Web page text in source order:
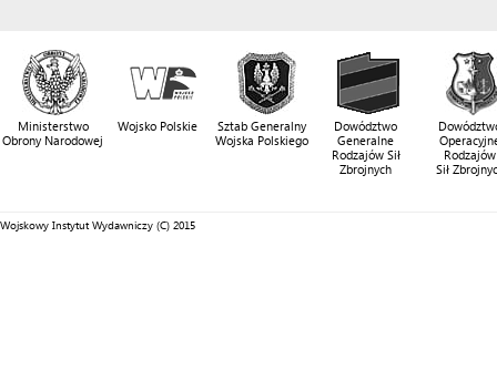
Ministerstwo
Obrony Narodowej
Wojsko Polskie
Sztab Generalny
Wojska Polskiego
Dowództwo
Generalne
Rodzajów Sił
Zbrojnych
Rodzajów
Sił
Wojskowy Instytut Wydawniczy (C) 2015